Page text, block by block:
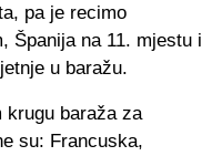
pa je recimo
Španija na 11. mjestu i
u baražu.
krugu baraža za
su: Francuska,